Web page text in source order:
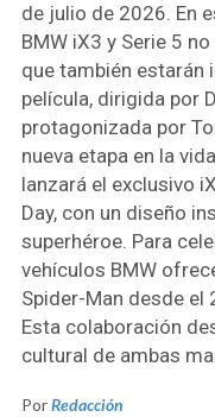
de julio de 2026. En
BMW iX3 y Serie 5
que también estarán
película, dirigida por
protagonizada por
nueva etapa en la
lanzará el exclusivo
Day, con un diseño
superhéroe. Para
vehículos BMW
Spider-Man desde
Esta colaboración
cultural de ambas
PorRedacción